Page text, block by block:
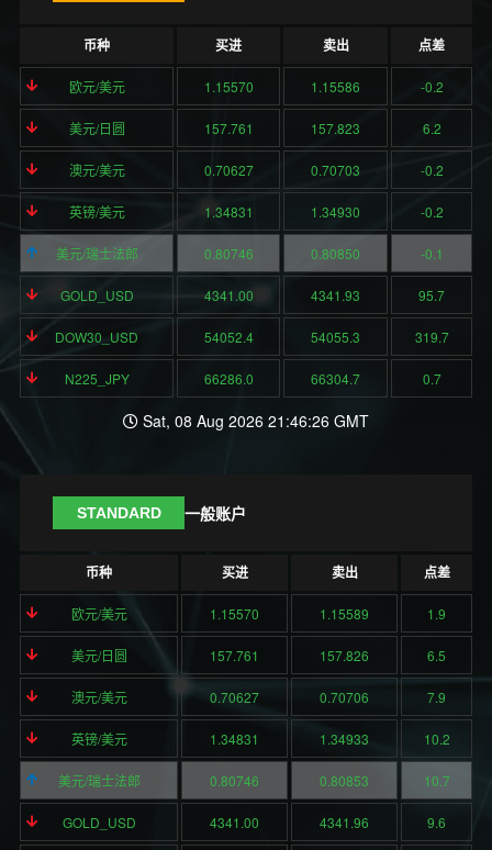
币种 买进 卖出 点差
欧元/美元 1.15570 1.15586 -0.2
美元/日圆 157.761 157.823 6.2
澳元/美元 0.70627 0.70703 -0.2
英镑/美元 1.34831 1.34930 -0.2
美元/瑞士法郎 0.80746 0.80850 -0.1
GOLD_USD 4341.00 4341.93 95.7
DOW30_USD 54052.4 54055.3 319.7
N225_JPY 66286.0 66304.7 0.7
Sat, 08 Aug 2026 21:46:26 GMT
STANDARD 一般账户
币种 买进 卖出 点差
欧元/美元 1.15570 1.15589 1.9
美元/日圆 157.761 157.826 6.5
澳元/美元 0.70627 0.70706 7.9
英镑/美元 1.34831 1.34933 10.2
美元/瑞士法郎 0.80746 0.80853 10.7
GOLD_USD 4341.00 4341.96 9.6